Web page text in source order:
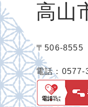
高山
〒506-
電話：